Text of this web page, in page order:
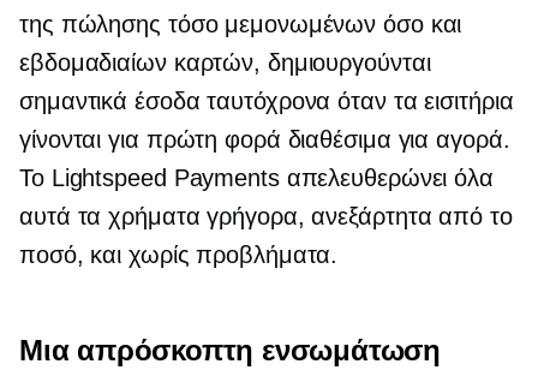
της πώλησης τόσο μεμονωμένων όσο και
εβδομαδιαίων καρτών, δημιουργούνται
σημαντικά έσοδα ταυτόχρονα όταν τα εισιτήρια
γίνονται για πρώτη φορά διαθέσιμα για αγορά.
Το Lightspeed Payments απελευθερώνει όλα
αυτά τα χρήματα γρήγορα, ανεξάρτητα από το
ποσό, και χωρίς προβλήματα.
Μια απρόσκοπτη ενσωμάτωση